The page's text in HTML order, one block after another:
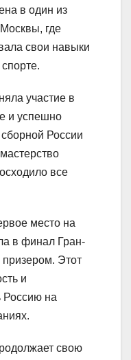
в один из
где
свои навыки
участие в
и успешно
России
все
место на
в финал Гран-
Этот
и
Россию на
свою